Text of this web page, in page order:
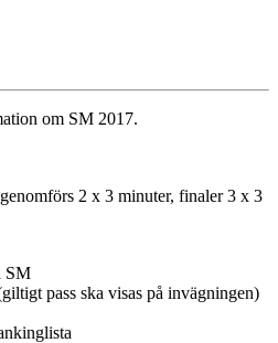
om SM 2017.
2 x 3 minuter, finaler 3 x 3
SM
pass ska visas på invägningen)